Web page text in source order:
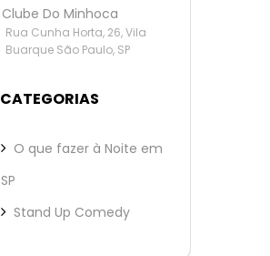
Clube Do Minhoca
Rua Cunha Horta, 26, Vila
Buarque São Paulo, SP
CATEGORIAS
O que fazer à Noite em
SP
Stand Up Comedy